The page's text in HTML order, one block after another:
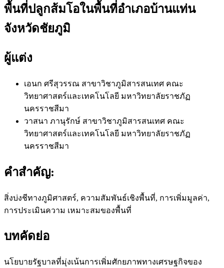
พื้นที่ปลูกส้มโอในพื้นที่อำเภอบ้านแท่น
จังหวัดชัยภูมิ
ผู้แต่ง
เอนก ศรีสุวรรณ สาขาวิชาภูมิสารสนเทศ คณะ
วิทยาศาสตร์และเทคโนโลยี มหาวิทยาลัยราชภัฏ
นครราชสีมา
วาสนา ภานุรักษ์ สาขาวิชาภูมิสารสนเทศ คณะ
วิทยาศาสตร์และเทคโนโลยี มหาวิทยาลัยราชภัฏ
นครราชสีมา
คำสำคัญ:
สิ่งบ่งชีทางภูมิศาสตร์, ความสัมพันธ์เชิงพื้นที่, การเพิ่มมูลค่า,
การประเมินความ เหมาะสมของพื้นที่
บทคัดย่อ
นโยบายรัฐบาลที่มุ่งเน้นการเพิ่มศักยภาพทางเศรษฐกิจของ